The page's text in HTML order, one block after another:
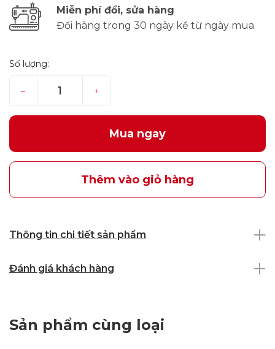
Miễn phí đổi, sửa hàng
Đổi hàng trong 30 ngày kể từ ngày mua
Số lượng:
– +
Mua ngay
Thêm vào giỏ hàng
Thông tin chi tiết sản phẩm
Đánh giá khách hàng
Sản phẩm cùng loại